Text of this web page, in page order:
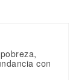
con